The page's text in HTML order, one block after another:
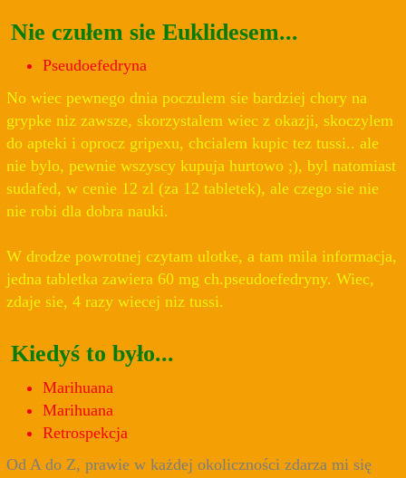
Nie czułem sie Euklidesem...
Pseudoefedryna
No wiec pewnego dnia poczulem sie bardziej chory na
grypke niz zawsze, skorzystalem wiec z okazji, skoczylem
do apteki i oprocz gripexu, chcialem kupic tez tussi.. ale
nie bylo, pewnie wszyscy kupuja hurtowo ;), byl natomiast
sudafed, w cenie 12 zl (za 12 tabletek), ale czego sie nie
nie robi dla dobra nauki.
W drodze powrotnej czytam ulotke, a tam mila informacja,
jedna tabletka zawiera 60 mg ch.pseudoefedryny. Wiec,
zdaje sie, 4 razy wiecej niz tussi.
Kiedyś to było...
Marihuana
Marihuana
Retrospekcja
Od A do Z, prawie w każdej okoliczności zdarza mi się